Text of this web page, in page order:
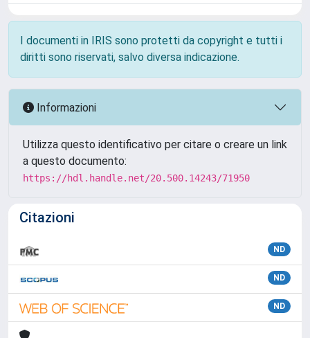
I documenti in IRIS sono protetti da copyright e tutti i
diritti sono riservati, salvo diversa indicazione.
Informazioni
Utilizza questo identificativo per citare o creare un link
a questo documento:
https://hdl.handle.net/20.500.14243/71950
Citazioni
ND
ND
ND